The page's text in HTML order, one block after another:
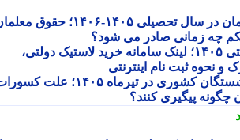
حکم حقوقی نومعلمان در سال تحصیلی ۱۴۰۵-۱۴۰۶؛ حقوق معلمان
زمانی صادر می شود؟
ثبت نام لاستیک دولتی ۱۴۰۵؛ لینک سامانه خرید لاستیک دولتی،
ثبت نام اینترنتی
کسر از حقوق بازنشستگان کشوری در تیرماه ۱۴۰۵؛ علت کسورات
پیگیری کنند؟